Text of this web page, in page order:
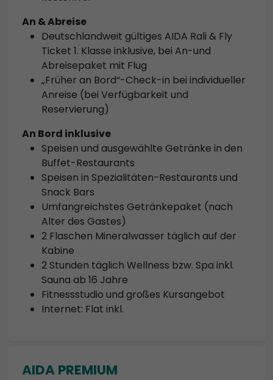
An & Abreise
Deutschlandweit gültiges AIDA Rali & Fly
Ticket 1. Klasse inklusive, bei An-und
Abreisepaket mit Flug
„Früher an Bord“-Check-in bei individueller
Anreise (bei Verfügbarkeit und
Reservierung)
An Bord inklusive
Speisen und ausgewählte Getränke in den
Buffet-Restaurants
Speisen in Spezialitäten-Restaurants und
Snack Bars
Umfangreichstes Getränkepaket (nach
Alter des Gastes)
2 Flaschen Mineralwasser täglich auf der
Kabine
2 Stunden täglich Wellness bzw. Spa inkl.
Sauna ab 16 Jahre
Fitnessstudio und großes Kursangebot
Internet: Flat inkl.
AIDA PREMIUM